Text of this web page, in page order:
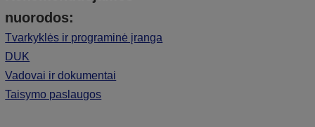
nuorodos:
Tvarkyklės ir programinė įranga
DUK
Vadovai ir dokumentai
Taisymo paslaugos